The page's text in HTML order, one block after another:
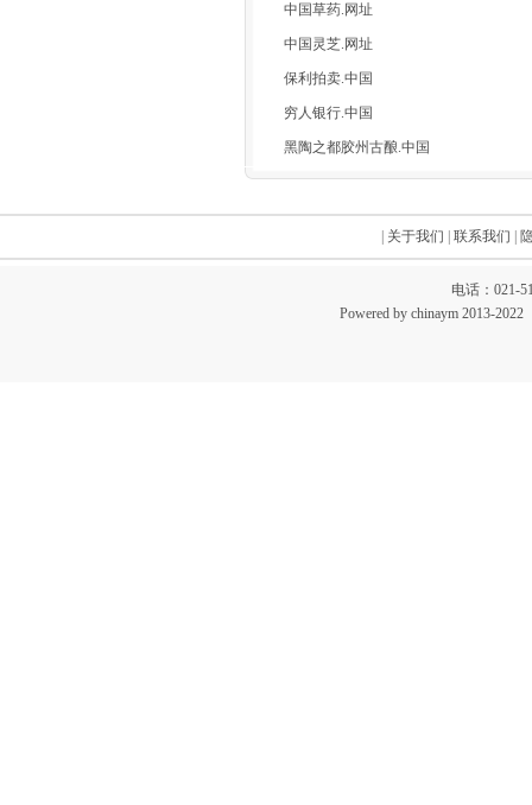
中国草药.网址
中国灵芝.网址
保利拍卖.中国
穷人银行.中国
黑陶之都胶州古酿.中国
关于我们 联系我们
电话：021-
Powered by chinaym 2013-